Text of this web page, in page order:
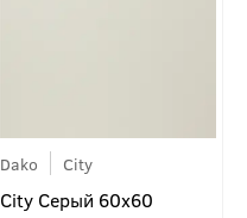
Dako City
City Серый 60x60